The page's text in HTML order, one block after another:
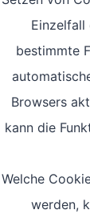
Einzelfall
bestimmte
Browsers
kann die
Welche
werden,